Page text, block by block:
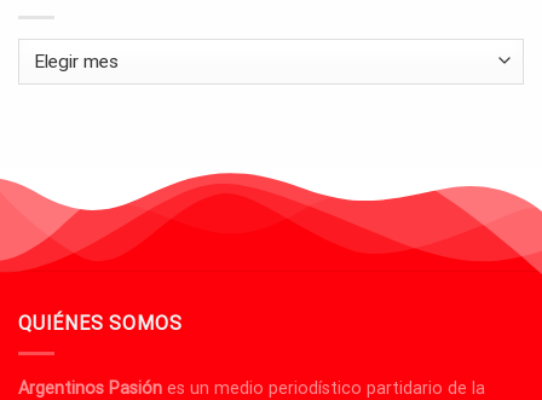
Archivos
QUIÉNES SOMOS
Argentinos Pasión es un medio periodístico partidario de la